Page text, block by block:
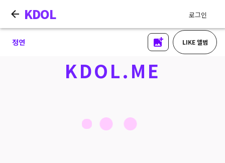
KDOL 로그인
정연 LIKE 앨범
KDOL.ME